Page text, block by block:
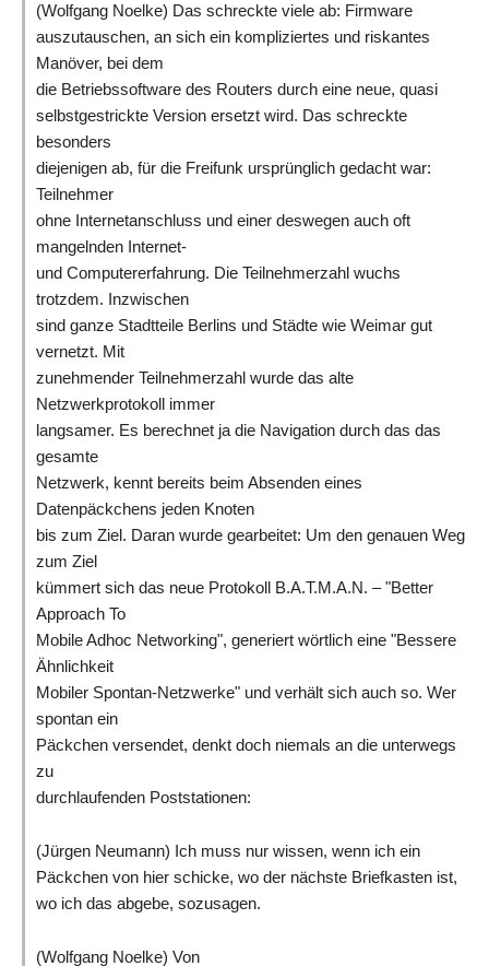
(Wolfgang Noelke) Das schreckte viele ab: Firmware
auszutauschen, an sich ein kompliziertes und riskantes
Manöver, bei dem
die Betriebssoftware des Routers durch eine neue, quasi
selbstgestrickte Version ersetzt wird. Das schreckte
besonders
diejenigen ab, für die Freifunk ursprünglich gedacht war:
Teilnehmer
ohne Internetanschluss und einer deswegen auch oft
mangelnden Internet-
und Computererfahrung. Die Teilnehmerzahl wuchs
trotzdem. Inzwischen
sind ganze Stadtteile Berlins und Städte wie Weimar gut
vernetzt. Mit
zunehmender Teilnehmerzahl wurde das alte
Netzwerkprotokoll immer
langsamer. Es berechnet ja die Navigation durch das das
gesamte
Netzwerk, kennt bereits beim Absenden eines
Datenpäckchens jeden Knoten
bis zum Ziel. Daran wurde gearbeitet: Um den genauen Weg
zum Ziel
kümmert sich das neue Protokoll B.A.T.M.A.N. – "Better
Approach To
Mobile Adhoc Networking", generiert wörtlich eine "Bessere
Ähnlichkeit
Mobiler Spontan-Netzwerke" und verhält sich auch so. Wer
spontan ein
Päckchen versendet, denkt doch niemals an die unterwegs
zu
durchlaufenden Poststationen:
(Jürgen Neumann) Ich muss nur wissen, wenn ich ein
Päckchen von hier schicke, wo der nächste Briefkasten ist,
wo ich das abgebe, sozusagen.
(Wolfgang Noelke) Von